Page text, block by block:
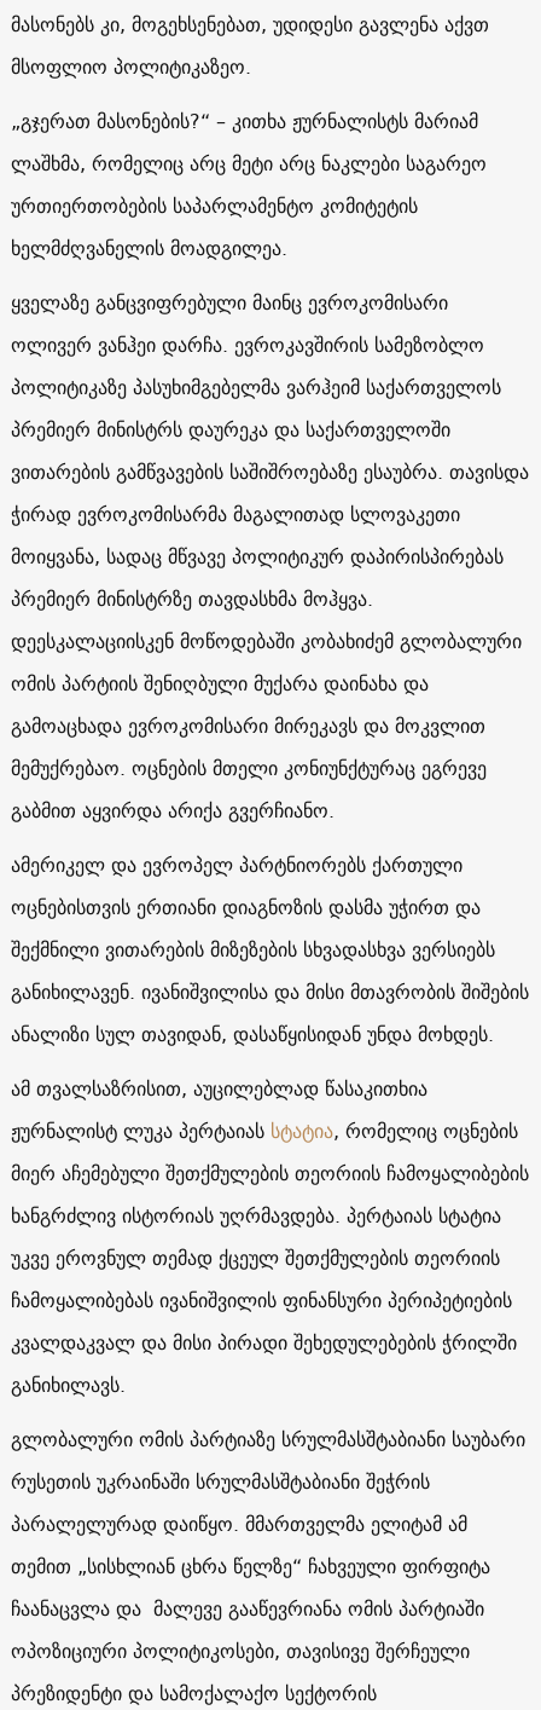
მასონებს კი, მოგეხსენებათ, უდიდესი გავლენა აქვთ
მსოფლიო პოლიტიკაზეო.
„გჯერათ მასონების?“ – კითხა ჟურნალისტს მარიამ
ლაშხმა, რომელიც არც მეტი არც ნაკლები საგარეო
ურთიერთობების საპარლამენტო კომიტეტის
ხელმძღვანელის მოადგილეა.
ყველაზე განცვიფრებული მაინც ევროკომისარი
ოლივერ ვანჰეი დარჩა. ევროკავშირის სამეზობლო
პოლიტიკაზე პასუხიმგებელმა ვარჰეიმ საქართველოს
პრემიერ მინისტრს დაურეკა და საქართველოში
ვითარების გამწვავების საშიშროებაზე ესაუბრა. თავისდა
ჭირად ევროკომისარმა მაგალითად სლოვაკეთი
მოიყვანა, სადაც მწვავე პოლიტიკურ დაპირისპირებას
პრემიერ მინისტრზე თავდასხმა მოჰყვა.
დეესკალაციისკენ მოწოდებაში კობახიძემ გლობალური
ომის პარტიის შენიღბული მუქარა დაინახა და
გამოაცხადა ევროკომისარი მირეკავს და მოკვლით
მემუქრებაო. ოცნების მთელი კონიუნქტურაც ეგრევე
გაბმით აყვირდა არიქა გვერჩიანო.
ამერიკელ და ევროპელ პარტნიორებს ქართული
ოცნებისთვის ერთიანი დიაგნოზის დასმა უჭირთ და
შექმნილი ვითარების მიზეზების სხვადასხვა ვერსიებს
განიხილავენ. ივანიშვილისა და მისი მთავრობის შიშების
ანალიზი სულ თავიდან, დასაწყისიდან უნდა მოხდეს.
ამ თვალსაზრისით, აუცილებლად წასაკითხია
ჟურნალისტ ლუკა პერტაიას სტატია, რომელიც ოცნების
მიერ აჩემებული შეთქმულების თეორიის ჩამოყალიბების
ხანგრძლივ ისტორიას უღრმავდება. პერტაიას სტატია
უკვე ეროვნულ თემად ქცეულ შეთქმულების თეორიის
ჩამოყალიბებას ივანიშვილის ფინანსური პერიპეტიების
კვალდაკვალ და მისი პირადი შეხედულებების ჭრილში
განიხილავს.
გლობალური ომის პარტიაზე სრულმასშტაბიანი საუბარი
რუსეთის უკრაინაში სრულმასშტაბიანი შეჭრის
პარალელურად დაიწყო. მმართველმა ელიტამ ამ
თემით „სისხლიან ცხრა წელზე“ ჩახვეული ფირფიტა
ჩაანაცვლა და მალევე გააწევრიანა ომის პარტიაში
ოპოზიციური პოლიტიკოსები, თავისივე შერჩეული
პრეზიდენტი და სამოქალაქო სექტორის